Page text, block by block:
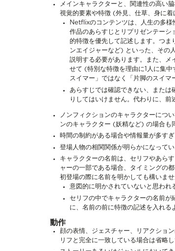
メインキャラクターと、関連性の高い
視覚的要素や特徴 (外見、仕草、身に
Netflixのコンテンツは、人生の多様
作品のあらすじとリプリゼンテーシ
的特徴を優先して記述します。つ
ンエイジャーなど) といった、その
説明する必要があります。また、メ
せて (特別な特徴を理由に1人に集
スイマー」ではなく「片脚のスイマ
あらすじでは確認できない、また
りしてはいけません。代わりに、前
ノンフィクションのキャラクターにつ
ンのキャラクター (妖精など) の場合も
時間の制約がある場合や情報量が多す
登場人物の相関関係が明らかになって
キャラクターの名前は、セリフやあら
ャーの一部である場合、タイミングの
初登場の際に名前を明かしても構いませ
意図的に明かされていないと思われ
セリフの中でキャラクターの名前が
に、名前の前に特徴の記述を入れる
動作
顔の表情、ジェスチャー、リアクショ
リフと完全に一致している場合は省略し